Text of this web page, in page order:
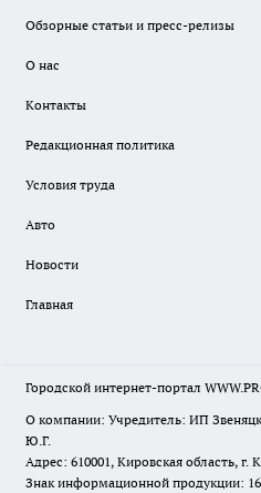
Обзорные статьи и пресс-релизы
О нас
Контакты
Редакционная политика
Условия труда
Авто
Новости
Главная
Городской интернет-портал
О компании: Учредитель: ИП
Ю.Г.
Адрес: 610001, Кировская область,
Знак информационной продукции: